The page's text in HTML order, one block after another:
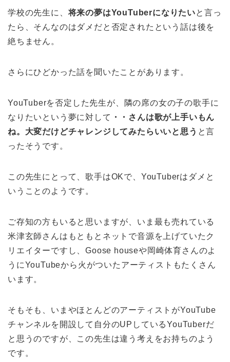
学校の先生に、将来の夢はYouTuberになりたいと言っ
たら、そんなのはダメだと否定されたという話は後を
絶ちません。
さらにひどかった話を聞いたことがあります。
YouTuberを否定した先生が、隣の席の女の子の歌手に
なりたいという夢に対して ・・さんは歌が上手いもん
ね。大変だけどチャレンジしてみたらいいと思う と言
ったそうです。
この先生にとって、歌手はOKで、YouTuberはダメと
いうことのようです。
ご存知の方もいると思いますが、いま最も売れている
米津玄師さんはもともとネットで音源を上げていたク
リエイターですし、Goose houseや岡崎体育さんのよ
うにYouTubeから火がついたアーティストもたくさん
います。
そもそも、いまやほとんどのアーティストがYouTube
チャンネルを開設して自分のUPしているYouTuberだ
と思うのですが、この先生は違う考えをお持ちのよう
です。